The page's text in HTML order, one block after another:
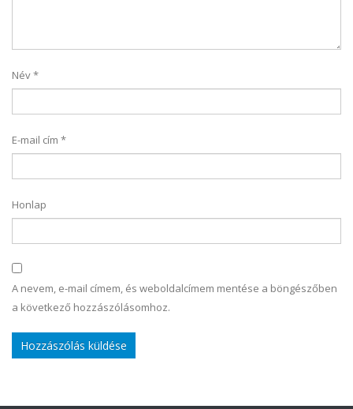
Név*
E-mail cím *
Honlap
A nevem, e-mail címem, és weboldalcímem mentése a böngészőben
a következő hozzászólásomhoz.